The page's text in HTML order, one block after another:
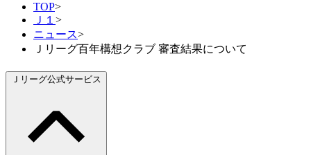
TOP>
Ｊ１ >
ニュース>
Ｊリーグ百年構想クラブ 審査結果について
Ｊリーグ公式サービス